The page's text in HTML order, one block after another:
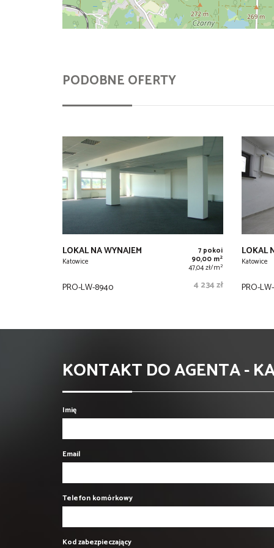
PODOBNE OFERTY
LOKAL NA WYNAJEM
Katowice
7 pokoi
90,00 m2
47,04 zł/m2
PRO-LW-8940 4 234 zł
LOKAL
Katowice
PRO-LW-
KONTAKT DO AGENTA -
Imię
Email
Telefon komórkowy
Kod zabezpieczający